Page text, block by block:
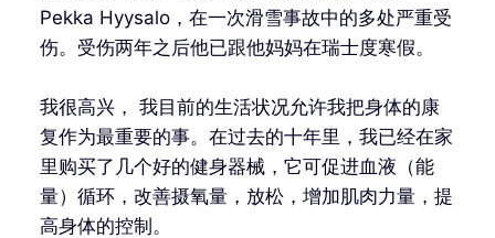
Pekka Hyysalo，在一次滑雪事故中的多处严重受
伤。受伤两年之后他已跟他妈妈在瑞士度寒假。
我很高兴， 我目前的生活状况允许我把身体的康
复作为最重要的事。在过去的十年里，我已经在家
里购买了几个好的健身器械，它可促进血液（能
量）循环，改善摄氧量，放松，增加肌肉力量，提
高身体的控制。